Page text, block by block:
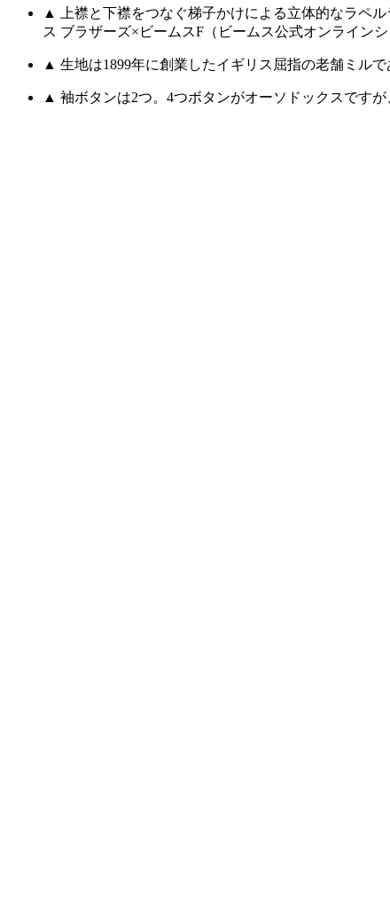
▲ 上襟と下襟をつなぐ梯子かけによる立体的なラペ
ス ブラザーズ×ビームスF（ビームス公式オンラインシ
▲ 生地は1899年に創業したイギリス屈指の老舗ミル
▲ 袖ボタンは2つ。4つボタンがオーソドックスです